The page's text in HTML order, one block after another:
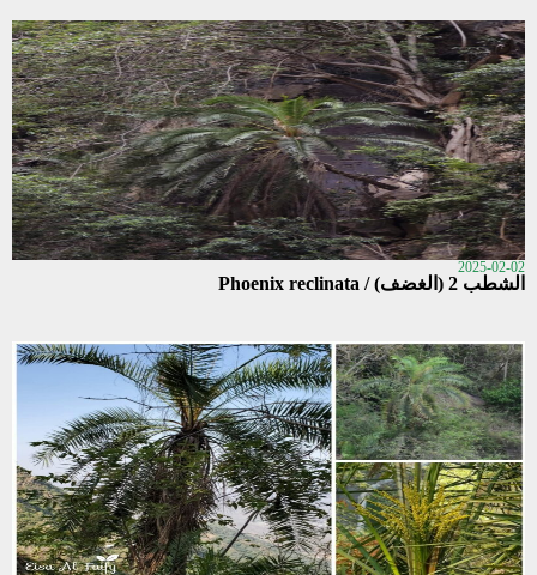
2025-02-02
الشطب 2 (الغضف) / Phoenix reclinata